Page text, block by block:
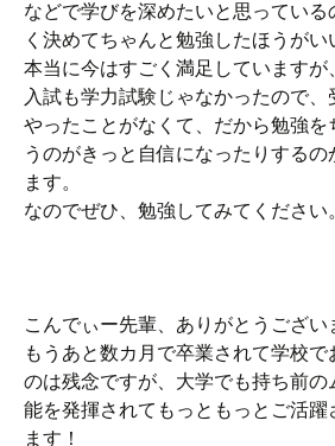
などで学びを深めたいと思ってい
く決めてちゃんと勉強したほうがい
本当に今はすごく満足していますが
入試も学力試験じゃなかったので、
やったことがなくて、だから勉強を
うのがきっと自信になったりするの
ます。
なのでぜひ、勉強してみてください
こんでぃー先輩、ありがとうござい
もうあと数カ月で卒業されて学校で
のは残念ですが、大学でも持ち前の
能を発揮されてもっともっとご活躍
ます！